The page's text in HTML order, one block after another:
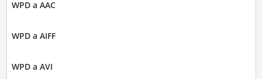
WPD a AAC
WPD a AIFF
WPD a AVI